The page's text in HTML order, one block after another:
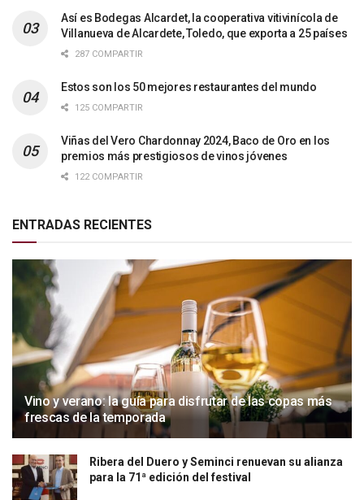
Así es Bodegas Alcardet, la cooperativa vitivinícola de
Villanueva de Alcardete, Toledo, que exporta a 25 países
287 COMPARTIR
Estos son los 50 mejores restaurantes del mundo
125 COMPARTIR
Viñas del Vero Chardonnay 2024, Baco de Oro en los
premios más prestigiosos de vinos jóvenes
122 COMPARTIR
ENTRADAS RECIENTES
Vino y verano: la guía para disfrutar de las copas más
frescas de la temporada
Ribera del Duero y Seminci renuevan su alianza
para la 71ª edición del festival